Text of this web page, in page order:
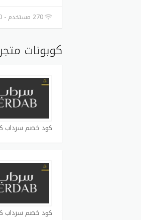
270 مستخدم - 0 اليوم
كوبونات
كود خصم سرداب
كود خصم سرداب